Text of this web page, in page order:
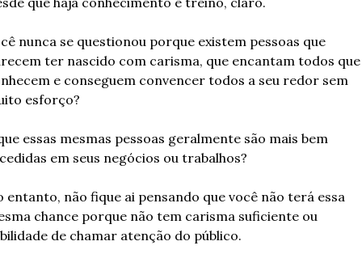
nunca se questionou porque existem pessoas que
ter nascido com carisma, que encantam todos que
e conseguem convencer todos a seu redor sem
esforço?
essas mesmas pessoas geralmente são mais bem
em seus negócios ou trabalhos?
entanto, não fique ai pensando que você não terá essa
chance porque não tem carisma suficiente ou
de chamar atenção do público.